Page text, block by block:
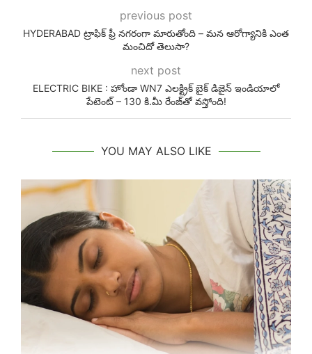
previous post
HYDERABAD ట్రాఫిక్ ఫ్రీ నగరంగా మారుతోంది – మన ఆరోగ్యానికి ఎంత
మంచిదో తెలుసా?
next post
ELECTRIC BIKE : హోండా WN7 ఎలక్ట్రిక్ బైక్ డిజైన్ ఇండియాలో
పేటెంట్ – 130 కి.మీ రేంజ్‌తో వస్తోంది!
YOU MAY ALSO LIKE